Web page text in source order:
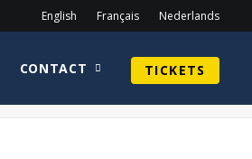
English Français Nederlands
CONTACT TICKETS
WEB_WarwickDavis WEB_WarwickDavis